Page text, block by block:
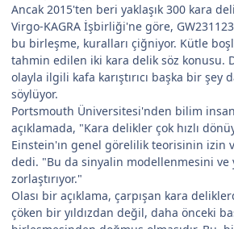
Ancak 2015'ten beri yaklaşık 300 kara
Virgo-KAGRA İşbirliği'ne göre,
bu birleşme, kuralları çiğniyor. Kütle
tahmin edilen iki kara delik söz konusu.
olayla ilgili kafa karıştırıcı başka bir şey
söylüyor.
Portsmouth Üniversitesi'nden bilim
açıklamada, "Kara delikler çok hızlı
Einstein'ın genel görelilik teorisinin izin
dedi. "Bu da sinyalin modellenmesini ve
zorlaştırıyor."
Olası bir açıklama, çarpışan kara
çöken bir yıldızdan değil, daha önceki